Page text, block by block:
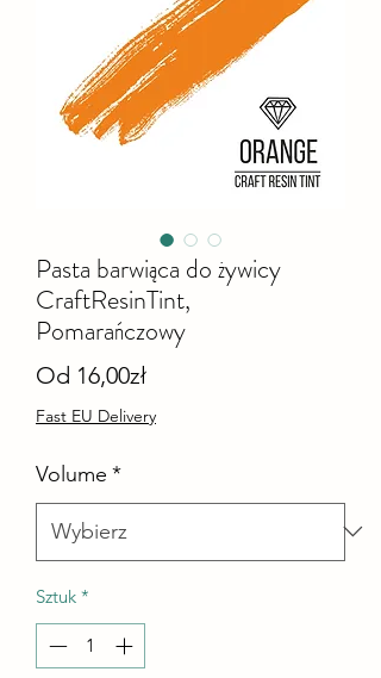
Pasta barwiąca do żywicy
CraftResinTint,
Pomarańczowy
Od 16,00złCena
Rabatowa
Fast EU Delivery
Volume *
Sztuk *